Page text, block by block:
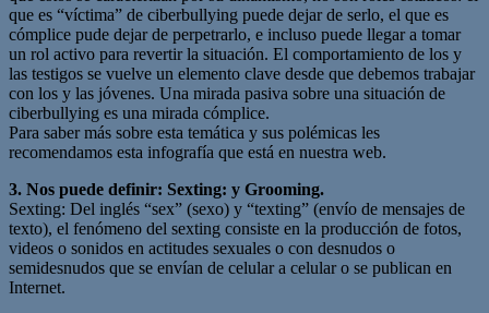
que es “víctima” de ciberbullying puede dejar de serlo, el que es
cómplice pude dejar de perpetrarlo, e incluso puede llegar a tomar
un rol activo para revertir la situación. El comportamiento de los y
las testigos se vuelve un elemento clave desde que debemos trabajar
con los y las jóvenes. Una mirada pasiva sobre una situación de
ciberbullying es una mirada cómplice.
Para saber más sobre esta temática y sus polémicas les
recomendamos esta infografía que está en nuestra web.
3. Nos puede definir: Sexting: y Grooming.
Sexting: Del inglés “sex” (sexo) y “texting” (envío de mensajes de
texto), el fenómeno del sexting consiste en la producción de fotos,
videos o sonidos en actitudes sexuales o con desnudos o
semidesnudos que se envían de celular a celular o se publican en
Internet.